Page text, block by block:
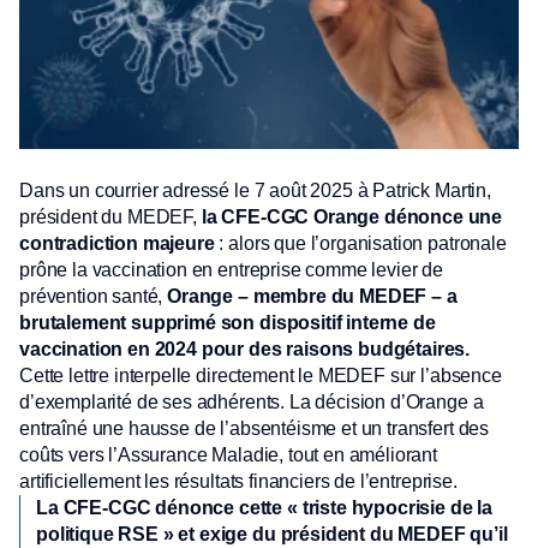
Dans un courrier adressé le 7 août 2025 à Patrick Martin,
président du MEDEF, la CFE-CGC Orange dénonce une
contradiction majeure: alors que l’organisation patronale
prône la vaccination en entreprise comme levier de
prévention santé,Orange – membre du MEDEF – a
brutalement supprimé son dispositif interne de
vaccination en 2024 pour des raisons budgétaires.
Cette lettre interpelle directement le MEDEF sur l’absence
d’exemplarité de ses adhérents. La décision d’Orange a
entraîné une hausse de l’absentéisme et un transfert des
coûts vers l’Assurance Maladie, tout en améliorant
artificiellement les résultats financiers de l’entreprise.
La CFE-CGC dénonce cette « triste hypocrisie de la
politique RSE » et exige du président du MEDEF qu’il